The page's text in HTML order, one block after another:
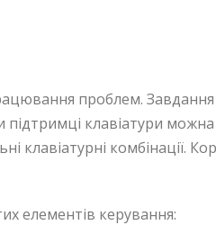
проблем.
клавіатури
клавіатурні комбінації.
елементів керування: